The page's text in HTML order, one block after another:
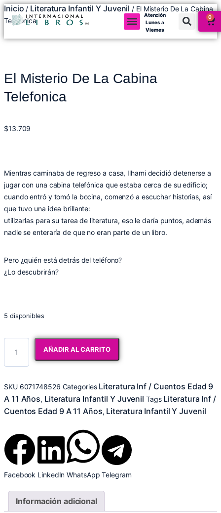
Atención
Lunes a
Viernes
0
Inicio / Literatura Infantil Y Juvenil / El Misterio De La Cabina
Telefonica
El Misterio De La Cabina
Telefonica
$13.709
Mientras caminaba de regreso a casa, Ilhami decidió detenerse a
jugar con una cabina telefónica que estaba cerca de su edificio;
cuando entró y tomó la bocina, comenzó a escuchar historias, así
que tuvo una idea brillante:
utilizarlas para su tarea de literatura, eso le daría puntos, además
nadie se enteraría de que no eran parte de un libro.
Pero ¿quién está detrás del teléfono?
¿Lo descubrirán?
5 disponibles
AÑADIR AL CARRITO
SKU 6071748526 Categories Literatura Inf / Cuentos Edad 9
A 11 Años, Literatura Infantil Y Juvenil Tags Literatura Inf /
Cuentos Edad 9 A 11 Años, Literatura Infantil Y Juvenil
Facebook LinkedIn WhatsApp Telegram
Información adicional